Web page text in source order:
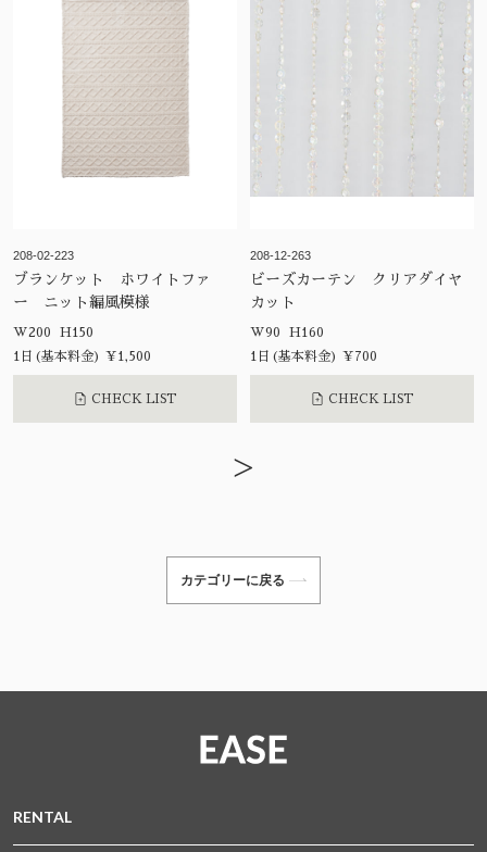
208-02-223
ブランケット ホワイトファ
ー ニット編風模様
W200 H150
1日(基本料金) ¥1,500
CHECK LIST
208-12-263
ビーズカーテン クリアダイヤ
カット
W90 H160
1日(基本料金) ¥700
CHECK LIST
>
カテゴリーに戻る
RENTAL